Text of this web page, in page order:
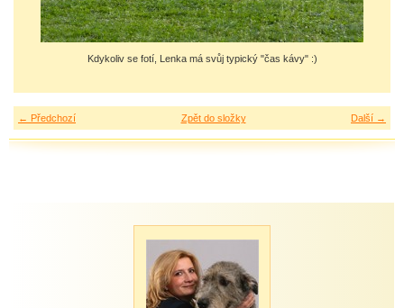
Kdykoliv se fotí, Lenka má svůj typický "čas kávy" :)
← Předchozí Další →
Zpět do složky